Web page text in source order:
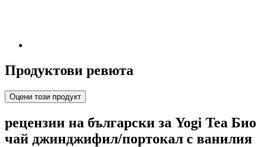
Продуктови ревюта
Оцени този продукт
рецензии на български за Yogi Tea Био
чай джинджифил/портокал с ванилия